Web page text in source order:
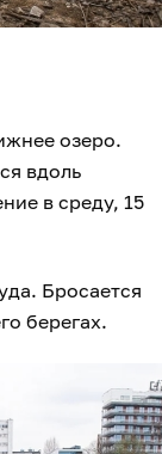
озеро.
вдоль
в среду, 15
Бросается
берегах.